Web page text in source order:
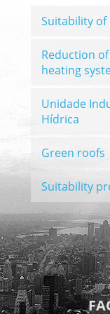
Suitability of
Reduction
heating
Unidade
Hídrica
Green roofs
Suitability